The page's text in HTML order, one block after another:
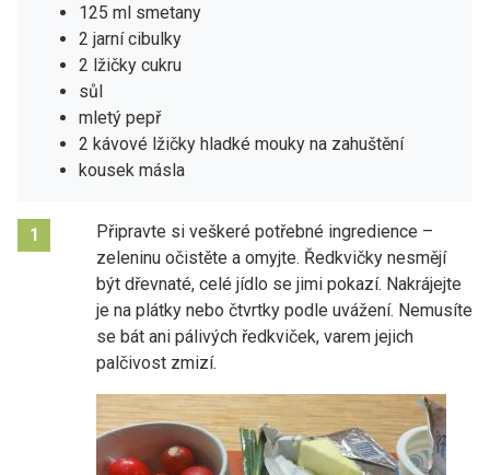
125 ml smetany
2 jarní cibulky
2 lžičky cukru
sůl
mletý pepř
2 kávové lžičky hladké mouky na zahuštění
kousek másla
1
Připravte si veškeré potřebné ingredience –
zeleninu očistěte a omyjte. Ředkvičky nesmějí
být dřevnaté, celé jídlo se jimi pokazí. Nakrájejte
je na plátky nebo čtvrtky podle uvážení. Nemusíte
se bát ani pálivých ředkviček, varem jejich
palčivost zmizí.